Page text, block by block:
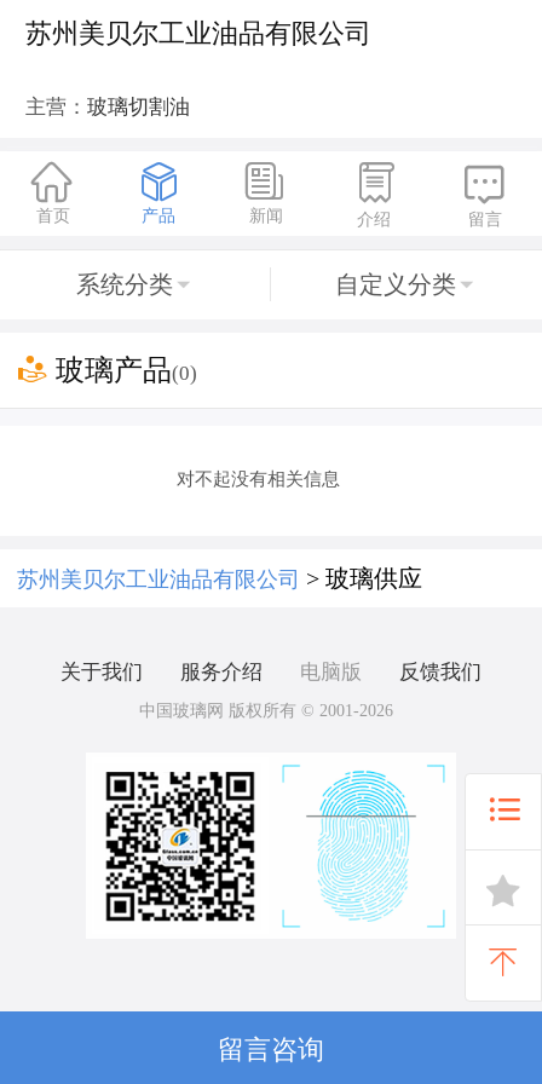
苏州美贝尔工业油品有限公司
主营： 玻璃切割油

首页

产品

新闻

介绍

留言
系统分类  自定义分类 
 玻璃产品(0)
对不起没有相关信息
留言咨询
苏州美贝尔工业油品有限公司 > 玻璃供应
关于我们 服务介绍 电脑版 反馈我们
中国玻璃网 版权所有 © 2001-2026


